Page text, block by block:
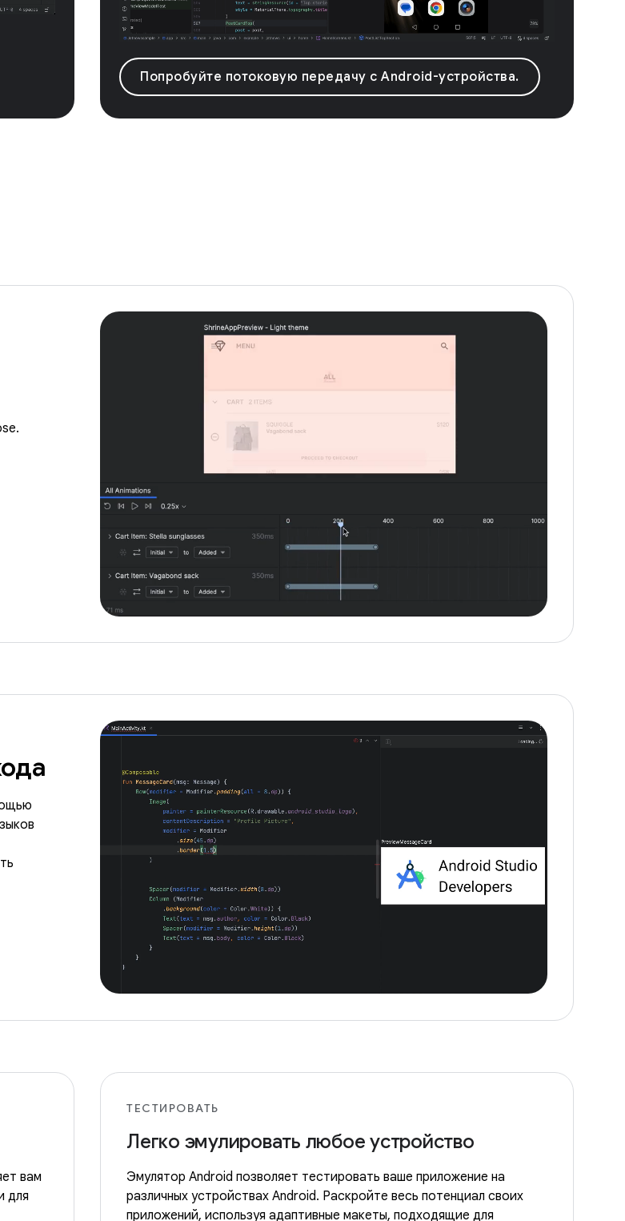
Попробуйте потоковую передачу с Android-устройства.
вам
для
ТЕСТИРОВАТЬ
Легко эмулировать любое устройство
Эмулятор Android позволяет тестировать ваше приложение на
различных устройствах Android. Раскройте весь потенциал своих
приложений, используя адаптивные макеты, подходящие для